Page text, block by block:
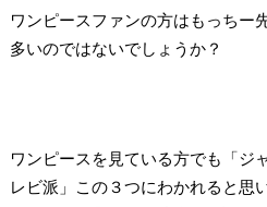
ワンピースファンの方はもっちー
多いのではないでしょうか？
ワンピースを見ている方でも「ジ
レビ派」この３つにわかれると思